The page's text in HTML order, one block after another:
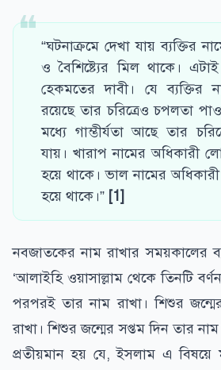
“ঘটনাক্রমে দেখা যায় ব্যক্তির
ও বৈশিষ্ট্যের মিল থাকে।
হেকমতের দাবী। যে ব্যক্তির
রয়েছে তার চরিত্রেও চপলতা
মধ্যে গাম্ভীর্যতা আছে তার
যায়। খারাপ নামের অধিকারী
হয়ে থাকে। ভাল নামের অধিকারী
হয়ে থাকে।” [1]
নবজাতকের নাম রাখার সময়কালের
‘আলাইহি ওয়াসাল্লাম থেকে তিনটি
পরপরই তার নাম রাখা। শিশুর
রাখা। শিশুর জন্মের সপ্তম দিন তার
প্রতীয়মান হয় যে, ইসলাম এ